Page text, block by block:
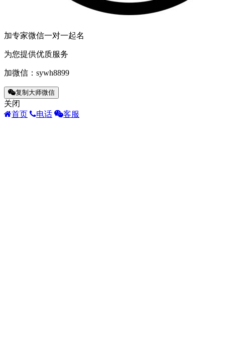
加专家微信一对一起名
为您提供优质服务
加微信： sywh8899
复制大师微信
关闭
首页
电话 客服